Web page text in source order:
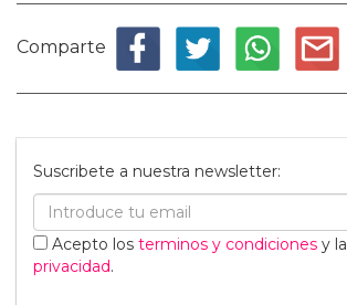
Comparte
Suscribete a nuestra newsletter:
Acepto los terminos y condiciones y la
privacidad.